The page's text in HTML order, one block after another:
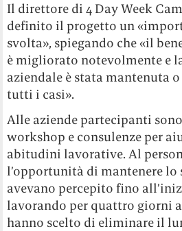
Il direttore di 4 Day Week
definito il progetto un
svolta», spiegando che «il
è migliorato notevolmente e
aziendale è stata mantenuta
tutti i casi».
Alle aziende partecipanti
workshop e consulenze per
abitudini lavorative. Al
l’opportunità di mantenere lo
avevano percepito fino
lavorando per quattro giorni
hanno scelto di eliminare il